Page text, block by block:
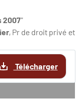
2007"
, Pr de droit privé et
Télécharger